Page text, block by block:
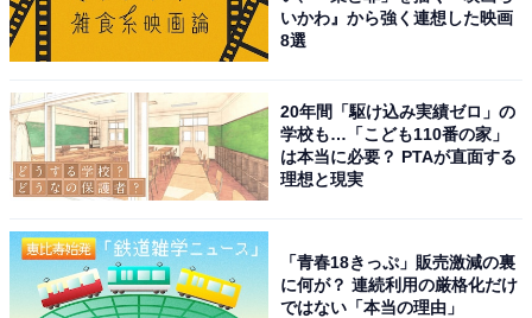
いかわ』から強く連想した映画
8選
20年間「駆け込み実績ゼロ」の
学校も…「こども110番の家」
は本当に必要？ PTAが直面する
理想と現実
「青春18きっぷ」販売激減の裏
に何が？ 連続利用の厳格化だけ
ではない「本当の理由」